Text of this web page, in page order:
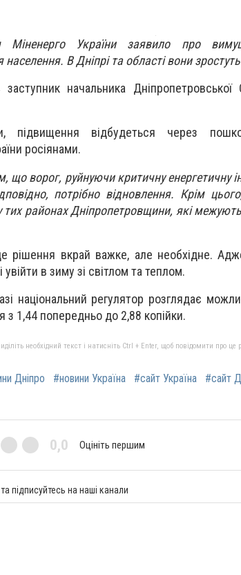
Міненерго України заявило про
населення. В Дніпрі та області вони
начальника
підвищення відбудеться через
росіянами.
що ворог, руйнуючи критичну енергетичну
потрібно відновлення. Крім
тих районах Дніпропетровщини, які
рішення вкрай важке, але необхідне.
в зиму зі світлом та теплом.
національний регулятор розглядає
з 1,44 попередньо до 2,88 копійки.
необхідний текст і натисніть Ctrl + Enter, щоб повідомити про це
Дніпро #новини Україна #сайт Україна #сайт
0,0 Оцініть першим
підписуйтесь на наші канали